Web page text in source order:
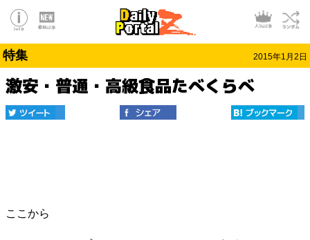
特集 2015年1月2日
激安・普通・高級食品たべくらべ
ここから